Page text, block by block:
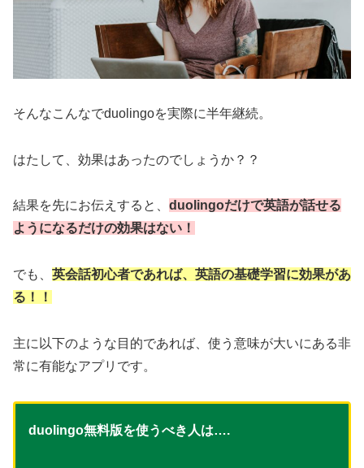
そんなこんなでduolingoを実際に半年継続。
はたして、効果はあったのでしょうか？？
結果を先にお伝えすると、 duolingoだけで英語が話せる
ようになるだけの効果はない！
でも、 英会話初心者であれば、英語の基礎学習に効果があ
る！！
主に以下のような目的であれば、使う意味が大いにある非
常に有能なアプリです。
duolingo無料版を使うべき人は….